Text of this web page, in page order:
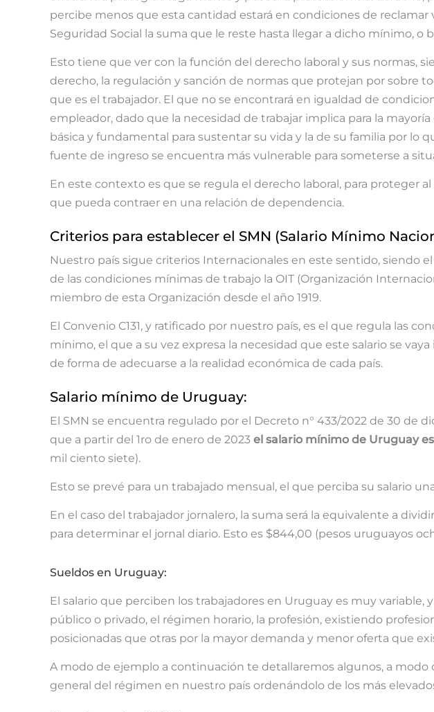
percibe menos que esta cantidad estará en condiciones de reclamar
Seguridad Social la suma que le reste hasta llegar a dicho mínimo, o
Esto tiene que ver con la función del derecho laboral y sus normas,
derecho, la regulación y sanción de normas que protejan por sobre
que es el trabajador. El que no se encontrará en igualdad de
empleador, dado que la necesidad de trabajar implica para la
básica y fundamental para sustentar su vida y la de su familia por lo
fuente de ingreso se encuentra más vulnerable para someterse a
En este contexto es que se regula el derecho laboral, para proteger
que pueda contraer en una relación de dependencia.
Criterios para establecer el SMN (Salario Mínimo
Nuestro país sigue criterios Internacionales en este sentido, siendo
de las condiciones mínimas de trabajo la OIT (Organización
miembro de esta Organización desde el año 1919.
El Convenio C131, y ratificado por nuestro país, es el que regula las
mínimo, el que a su vez expresa la necesidad que este salario se
de forma de adecuarse a la realidad económica de cada país.
Salario mínimo de Uruguay:
El SMN se encuentra regulado por el Decreto n° 433/2022 de 30 de
que a partir del 1ro de enero de 2023 el salario mínimo de Uruguay es
mil ciento siete).
Esto se prevé para un trabajado mensual, el que perciba su salario
En el caso del trabajador jornalero, la suma será la equivalente a
para determinar el jornal diario. Esto es $844,00 (pesos uruguayos
Sueldos en Uruguay:
El salario que perciben los trabajadores en Uruguay es muy variable,
público o privado, el régimen horario, la profesión, existiendo
posicionadas que otras por la mayor demanda y menor oferta que
A modo de ejemplo a continuación te detallaremos algunos, a
general del régimen en nuestro país ordenándolo de los más